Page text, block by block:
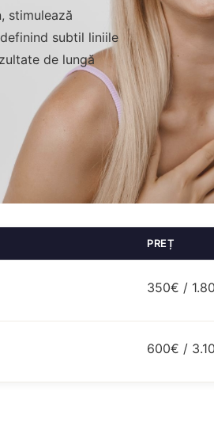
stimulează
subtil liniile
de lungă
PREȚ
350€ /
600€ /